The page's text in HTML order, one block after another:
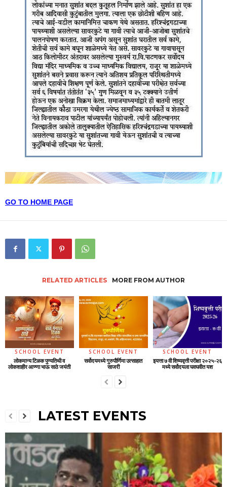
GO TO HOME PAGE
RELATED ARTICLES MORE FROM AUTHOR
SCHOOL EVENT
लोकमान्य टिळक पुण्यतिथी व
लोकशाहीर आण्णा भाऊ साठे जयंती
SCHOOL EVENT
सर्वोदयमध्ये गुरुपौर्णिमा उत्साहात
साजरी
SCHOOL EVENT
इयत्ता ७ वी शिष्यवृत्ती परीक्षा २०२५-२६
मध्ये सर्वोदयला घवघवीत यश
LATEST EVENTS